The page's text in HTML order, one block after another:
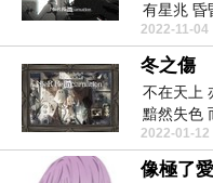
有星兆 昏
2022-11-04
冬之傷
不在天上
黯然失色
2022-01-12
像極了